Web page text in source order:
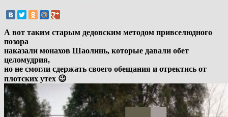
А вот таким старым дедовским методом привселюдного
позора
наказали монахов Шаолинь, которые давали обет
целомудрия,
но не смогли сдержать своего обещания и отректись от
плотских утех 😉